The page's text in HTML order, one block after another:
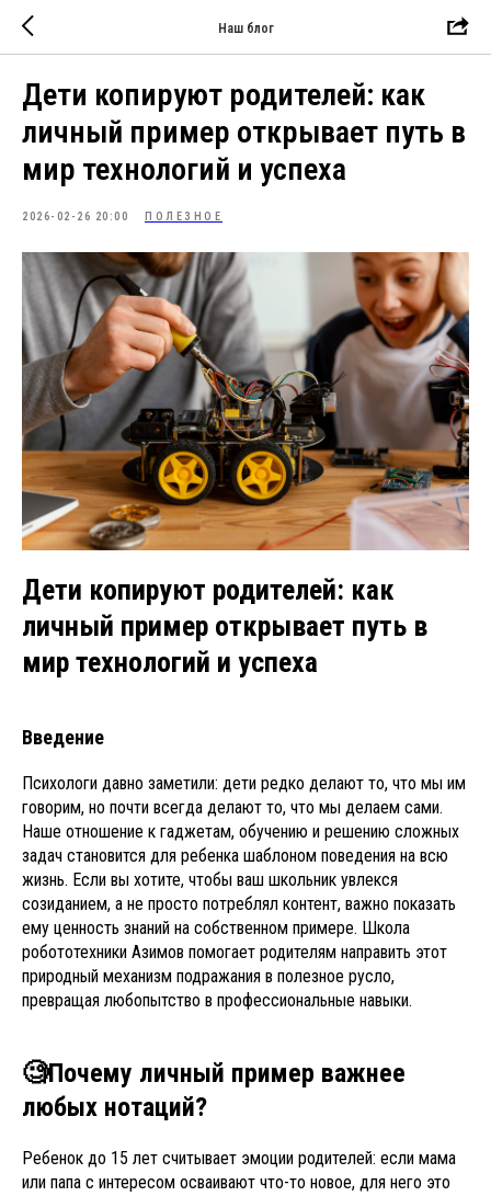
Наш блог
Дети копируют родителей: как
личный пример открывает путь в
мир технологий и успеха
2026-02-26 20:00 ПОЛЕЗНОЕ
Дети копируют родителей: как
личный пример открывает путь в
мир технологий и успеха
Введение
Психологи давно заметили: дети редко делают то, что мы им
говорим, но почти всегда делают то, что мы делаем сами.
Наше отношение к гаджетам, обучению и решению сложных
задач становится для ребенка шаблоном поведения на всю
жизнь. Если вы хотите, чтобы ваш школьник увлекся
созиданием, а не просто потреблял контент, важно показать
ему ценность знаний на собственном примере. Школа
робототехники Азимов помогает родителям направить этот
природный механизм подражания в полезное русло,
превращая любопытство в профессиональные навыки.
🧐Почему личный пример важнее
любых нотаций?
Ребенок до 15 лет считывает эмоции родителей: если мама
или папа с интересом осваивают что-то новое, для него это